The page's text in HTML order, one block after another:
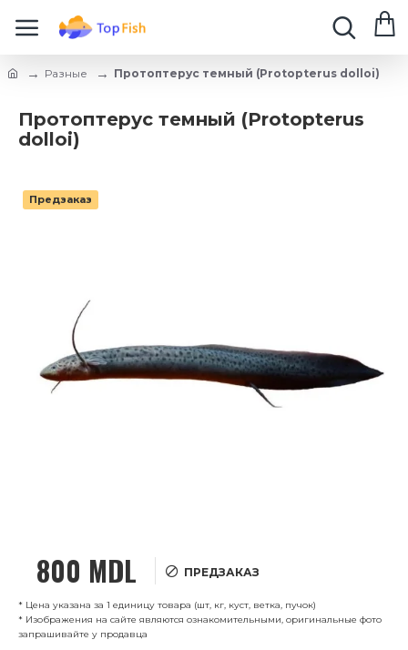
Разные Протоптерус темный (Protopterus dolloi)
Протоптерус темный (Protopterus
dolloi)
Предзаказ
800 MDL ПРЕДЗАКАЗ
* Цена указана за 1 единицу товара (шт, кг, куст, ветка, пучок)
* Изображения на сайте являются ознакомительными, оригинальные фото
запрашивайте у продавца